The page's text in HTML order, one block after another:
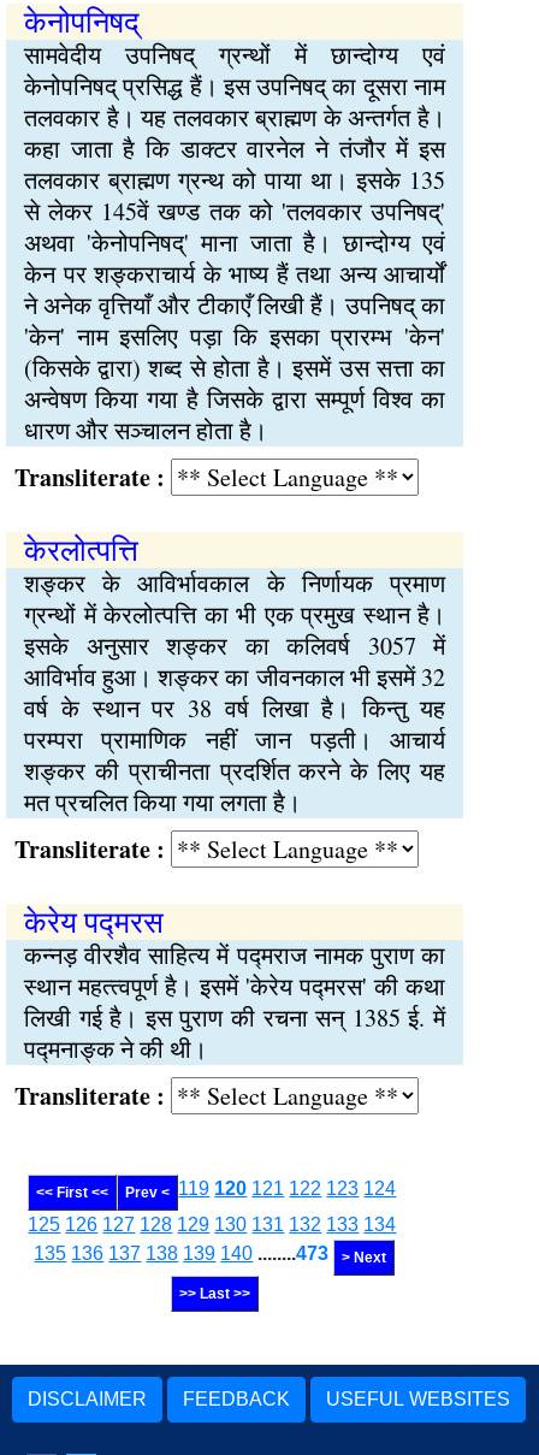
केनोपनिषद्
सामवेदीय उपनिषद् ग्रन्थों में छान्दोग्य एवं
केनोपनिषद् प्रसिद्ध हैं। इस उपनिषद् का दूसरा नाम
तलवकार है। यह तलवकार ब्राह्मण के अन्तर्गत है।
कहा जाता है कि डाक्टर वारनेल ने तंजौर में इस
तलवकार ब्राह्मण ग्रन्थ को पाया था। इसके 135
से लेकर 145वें खण्ड तक को 'तलवकार उपनिषद्'
अथवा 'केनोपनिषद्' माना जाता है। छान्दोग्य एवं
केन पर शङ्कराचार्य के भाष्य हैं तथा अन्य आचार्यों
ने अनेक वृत्तियाँ और टीकाएँ लिखी हैं। उपनिषद् का
'केन' नाम इसलिए पड़ा कि इसका प्रारम्भ 'केन'
(किसके द्वारा) शब्द से होता है। इसमें उस सत्ता का
अन्वेषण किया गया है जिसके द्वारा सम्पूर्ण विश्व का
धारण और सञ्चालन होता है।
:
केरलोत्पत्ति
शङ्कर के आविर्भावकाल के निर्णायक प्रमाण
ग्रन्थों में केरलोत्पत्ति का भी एक प्रमुख स्थान है।
इसके अनुसार शङ्कर का कलिवर्ष 3057 में
आविर्भाव हुआ। शङ्कर का जीवनकाल भी इसमें 32
वर्ष के स्थान पर 38 वर्ष लिखा है। किन्तु यह
परम्परा प्रामाणिक नहीं जान पड़ती। आचार्य
शङ्कर की प्राचीनता प्रदर्शित करने के लिए यह
मत प्रचलित किया गया लगता है।
:
केरेय पद्मरस
कन्‍नड़ वीरशैव साहित्‍य में पद्मराज नामक पुराण का
स्‍थान महत्‍त्‍वपूर्ण है। इसमें 'केरेय पद्मरस' की कथा
लिखी गई है। इस पुराण की रचना सन् 1385 ई. में
पद्मनाङ्क ने की थी।
:
<< First << Prev < 119 120 121 122 123 124
125 126 127 128 129 130 131 132 133 134
135 136 137 138 139 140 ........473 > Next
>> Last >>
DISCLAIMER FEEDBACK USEFUL WEBSITES